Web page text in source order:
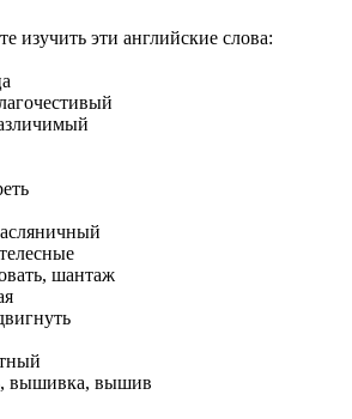
изучить эти английские слова:
шантаж
вышивка, вышив